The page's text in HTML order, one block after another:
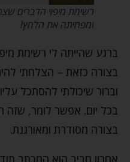
רשימת מיפוי הדברים
ומפחיתה את הלחץ!
ברגע שהייתה לי רשימת
בצורה כזאת – הצלחתי
וברור שיכולתי להסתכל עליו
בכל יום. אפשר לומר, שזה
בצורה מסודרת ומאורגנת.
אחרון חביב הוא המכתב